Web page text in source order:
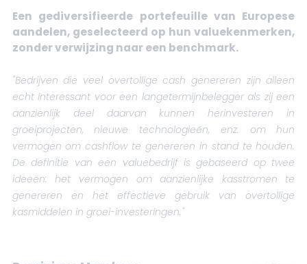
Een gediversifieerde portefeuille van Europese
aandelen, geselecteerd op hun valuekenmerken,
zonder verwijzing naar een benchmark.
"Bedrijven die veel overtollige cash genereren zijn alleen
echt interessant voor een langetermijnbelegger als zij een
aanzienlijk deel daarvan kunnen herinvesteren in
groeiprojecten, nieuwe technologieën, enz. om hun
vermogen om cashflow te genereren in stand te houden.
De definitie van een valuebedrijf is gebaseerd op twee
ideeën: het vermogen om aanzienlijke kasstromen te
genereren en het effectieve gebruik van overtollige
kasmiddelen in groei-investeringen."